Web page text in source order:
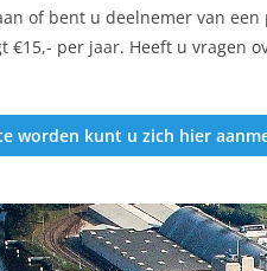
of bent u deelnemer van
€15,- per jaar. Heeft u vragen
worden kunt u zich hier